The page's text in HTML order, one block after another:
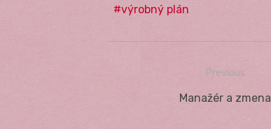
výrobný plán
Navigácia
Previous
Previous
Manažér a zmena